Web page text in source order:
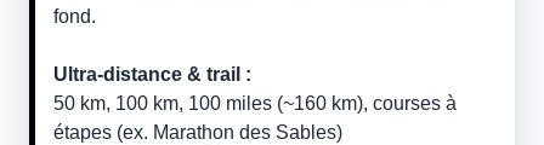
fond.
Ultra-distance & trail :
50 km, 100 km, 100 miles (~160 km), courses à
étapes (ex. Marathon des Sables)